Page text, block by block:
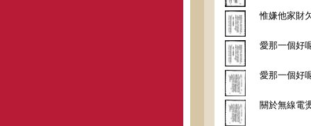
惟嫌他家財
愛那一個好
愛那一個好
關於無線電